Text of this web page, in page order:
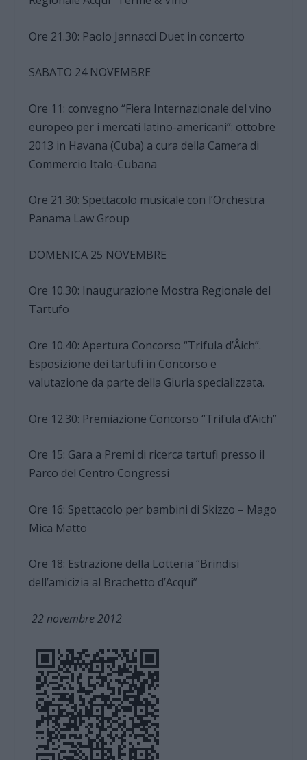
Ore 21.30: Paolo Jannacci Duet in concerto
SABATO 24 NOVEMBRE
Ore 11: convegno “Fiera Internazionale del vino
europeo per i mercati latino-americani”: ottobre
2013 in Havana (Cuba) a cura della Camera di
Commercio Italo-Cubana
Ore 21.30: Spettacolo musicale con l’Orchestra
Panama Law Group
DOMENICA 25 NOVEMBRE
Ore 10.30: Inaugurazione Mostra Regionale del
Tartufo
Ore 10.40: Apertura Concorso “Trifula d’Âich”.
Esposizione dei tartufi in Concorso e
valutazione da parte della Giuria specializzata.
Ore 12.30: Premiazione Concorso “Trifula d’Aich”
Ore 15: Gara a Premi di ricerca tartufi presso il
Parco del Centro Congressi
Ore 16: Spettacolo per bambini di Skizzo – Mago
Mica Matto
Ore 18: Estrazione della Lotteria “Brindisi
dell’amicizia al Brachetto d’Acqui”
22 novembre 2012